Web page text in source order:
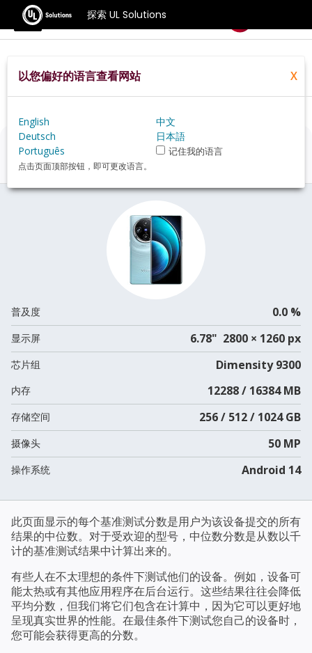
探索 UL Solutions
基准测试
Home Zh Hans Hardware
Vivo+X100+Pro+review
Vivo X100 Pro 评估
普及度 0.0 %
显示屏 6.78" 2800 × 1260 px
芯片组 Dimensity 9300
内存 12288 / 16384 MB
存储空间 256 / 512 / 1024 GB
摄像头 50 MP
操作系统 Android 14
此页面显示的每个基准测试分数是用户为该设备提交的所有
结果的中位数。对于受欢迎的型号，中位数分数是从数以千
计的基准测试结果中计算出来的。
有些人在不太理想的条件下测试他们的设备。例如，设备可
能太热或有其他应用程序在后台运行。这些结果往往会降低
平均分数，但我们将它们包含在计算中，因为它可以更好地
呈现真实世界的性能。在最佳条件下测试您自己的设备时，
您可能会获得更高的分数。
以您偏好的语言查看网站 X
English
中文
Deutsch
日本語
Português
记住我的语言
点击页面顶部按钮，即可更改语言。